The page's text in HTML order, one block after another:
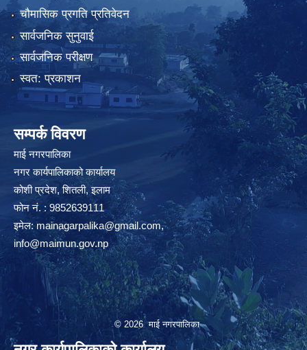
चौमासिक प्रगति प्रतिवेदन
सार्वजनिक सुनुवाई
सार्वजनिक परीक्षण
स्वत: प्रकाशन
सम्पर्क विवरण
माई नगरपालिका
नगर कार्यपालिकाको कार्यालय
कोशी प्रदेश, शितली, इलाम
फोन नं. : 9852639111
इमेल:mainagarpalika@gmail.com,
info@maimun.gov.np
© 2026 माई नगरपालिका